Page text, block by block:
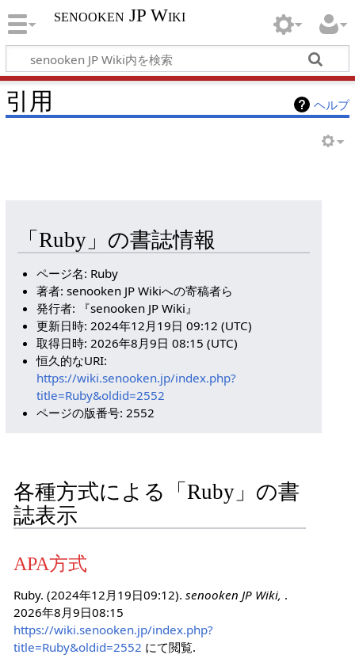
senooken JP Wiki
ヘルプ
引用
「Ruby」の書誌情報
ページ名: Ruby
著者: senooken JP Wikiへの寄稿者ら
発行者: 『senooken JP Wiki』
更新日時: 2024年12月19日 09:12 (UTC)
取得日時: 2026年8月9日 08:15 (UTC)
恒久的なURI:
https://wiki.senooken.jp/index.php?
title=Ruby&oldid=2552
ページの版番号: 2552
各種方式による「Ruby」の書
誌表示
APA方式
Ruby. (2024年12月19日09:12). senooken JP Wiki, .
2026年8月9日08:15
https://wiki.senooken.jp/index.php?
title=Ruby&oldid=2552 にて閲覧.